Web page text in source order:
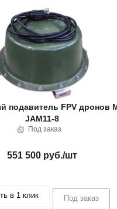
подавитель FPV дронов
JAM11-8
Под заказ
551 500 руб./шт
в 1 клик Под заказ